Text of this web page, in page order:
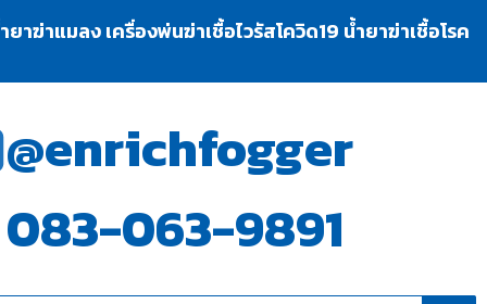
ฆ่าแมลง เครื่องพ่นฆ่าเชื้อไวรัสโควิด19 น้ำยาฆ่าเชื้อโรค
@enrichfogger
083-063-9891